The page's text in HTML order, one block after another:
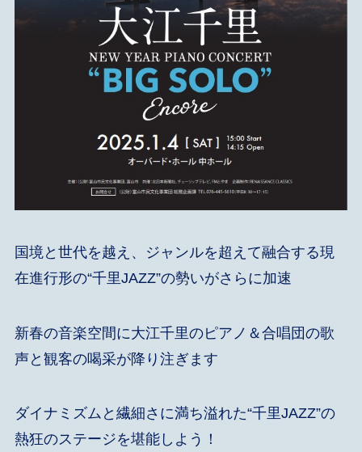
国境と世代を越え、ジャンルを超えて融合する現
在進行形の“千里JAZZ”の勢いがさらに加速
新春の音楽空間に大江千里のピアノ＆合唱団の歌
声と観客の喝采が降り注ぎます
ダイナミズムと繊細さに満ち溢れた“千里JAZZ”の
熱狂のステージを堪能しよう！